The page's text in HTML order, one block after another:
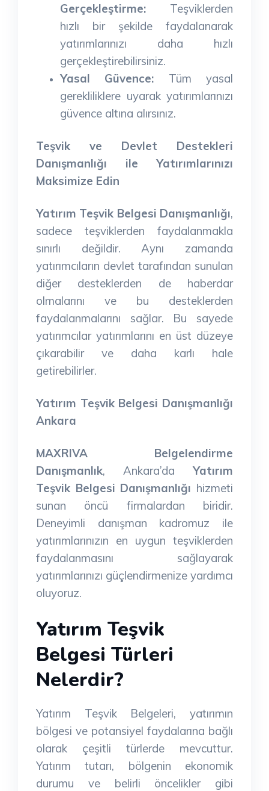
Gerçekleştirme: Teşviklerden
hızlı bir şekilde faydalanarak
yatırımlarınızı daha hızlı
gerçekleştirebilirsiniz.
Yasal Güvence: Tüm yasal
gerekliliklere uyarak yatırımlarınızı
güvence altına alırsınız.
Teşvik ve Devlet Destekleri
Danışmanlığı ile Yatırımlarınızı
Maksimize Edin
Yatırım Teşvik Belgesi Danışmanlığı,
sadece teşviklerden faydalanmakla
sınırlı değildir. Aynı zamanda
yatırımcıların devlet tarafından sunulan
diğer desteklerden de haberdar
olmalarını ve bu desteklerden
faydalanmalarını sağlar. Bu sayede
yatırımcılar yatırımlarını en üst düzeye
çıkarabilir ve daha karlı hale
getirebilirler.
Yatırım Teşvik Belgesi Danışmanlığı
Ankara
MAXRIVA Belgelendirme
Danışmanlık, Ankara’da Yatırım
Teşvik Belgesi Danışmanlığı hizmeti
sunan öncü firmalardan biridir.
Deneyimli danışman kadromuz ile
yatırımlarınızın en uygun teşviklerden
faydalanmasını sağlayarak
yatırımlarınızı güçlendirmenize yardımcı
oluyoruz.
Yatırım Teşvik
Belgesi Türleri
Nelerdir?
Yatırım Teşvik Belgeleri, yatırımın
bölgesi ve potansiyel faydalarına bağlı
olarak çeşitli türlerde mevcuttur.
Yatırım tutarı, bölgenin ekonomik
durumu ve belirli öncelikler gibi